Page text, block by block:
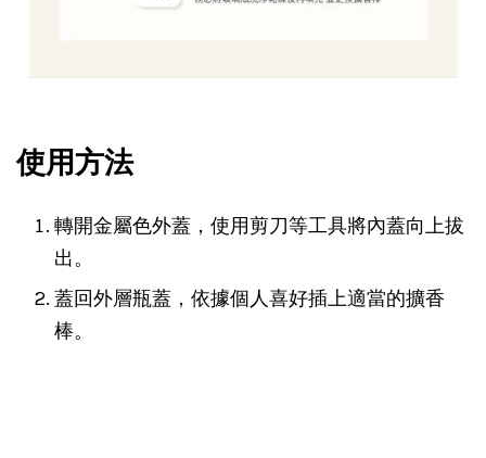
使用方法
轉開金屬色外蓋，使用剪刀等工具將內蓋向上拔
出。
蓋回外層瓶蓋，依據個人喜好插上適當的擴香
棒。